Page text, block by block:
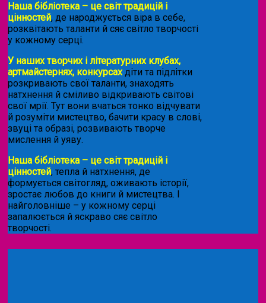
Наша бібліотека – це світ традицій і
цінностей, де народжується віра в себе,
розквітають таланти й сяє світло творчості
у кожному серці.
У наших творчих і літературних клубах,
артмайстернях, конкурсахдіти та підлітки
розкривають свої таланти, знаходять
натхнення й сміливо відкривають світові
свої мрії. Тут вони вчаться тонко відчувати
й розуміти мистецтво, бачити красу в слові,
звуці та образі, розвивають творче
мислення й уяву.
Наша бібліотека – це світ традицій і
цінностей, тепла й натхнення, де
формується світогляд, оживають історії,
зростає любов до книги й мистецтва. І
найголовніше – у кожному серці
запалюється й яскраво сяє світло
творчості.